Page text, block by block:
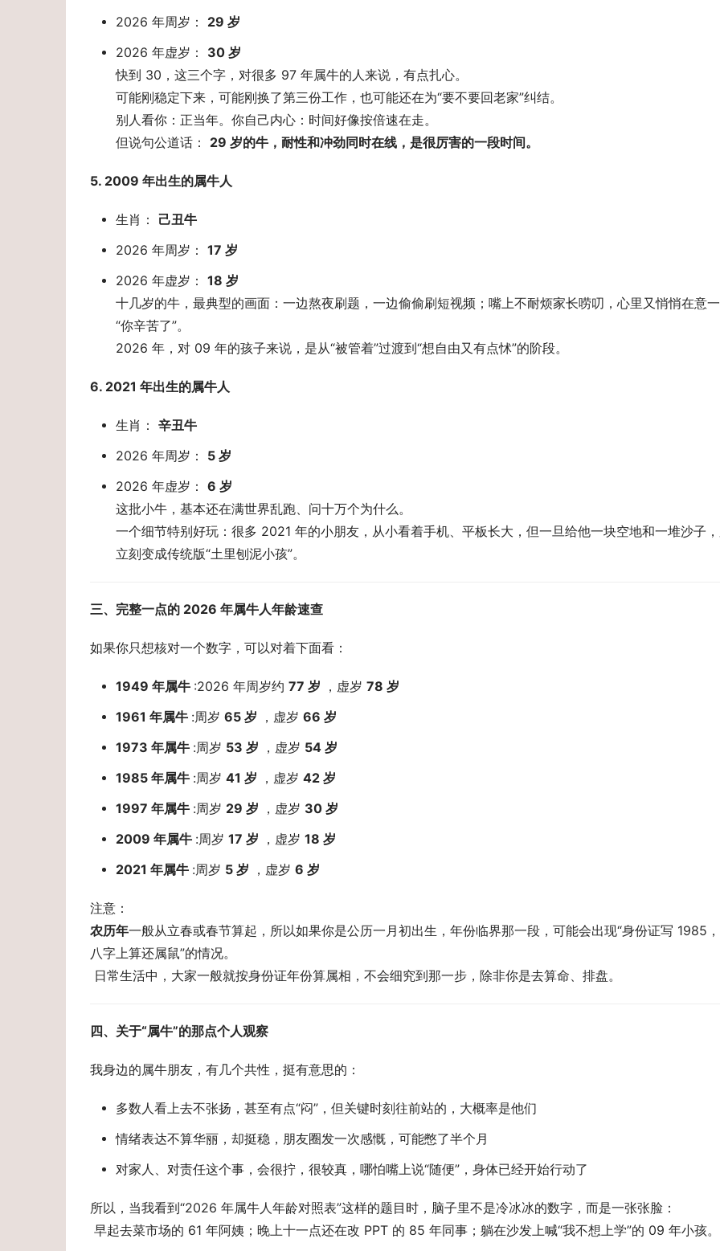
2026 年周岁： 29 岁
2026 年虚岁： 30 岁
快到 30，这三个字，对很多 97 年属牛的人来说，有点扎心。
可能刚稳定下来，可能刚换了第三份工作，也可能还在为“要不要回老家”纠结。
别人看你：正当年。你自己内心：时间好像按倍速在走。
但说句公道话： 29 岁的牛，耐性和冲劲同时在线，是很厉害的一段时间。
5. 2009 年出生的属牛人
生肖： 己丑牛
2026 年周岁： 17 岁
2026 年虚岁： 18 岁
十几岁的牛，最典型的画面：一边熬夜刷题，一边偷偷刷短视频；嘴上不耐烦家长唠叨，心里又悄悄在意
“你辛苦了”。
2026 年，对 09 年的孩子来说，是从“被管着”过渡到“想自由又有点怵”的阶段。
6. 2021 年出生的属牛人
生肖： 辛丑牛
2026 年周岁： 5 岁
2026 年虚岁： 6 岁
这批小牛，基本还在满世界乱跑、问十万个为什么。
一个细节特别好玩：很多 2021 年的小朋友，从小看着手机、平板长大，但一旦给他一块空地和一堆沙子
立刻变成传统版“土里刨泥小孩”。
三、完整一点的 2026 年属牛人年龄速查
如果你只想核对一个数字，可以对着下面看：
1949 年属牛 :2026 年周岁约 77 岁 ，虚岁 78 岁
1961 年属牛 :周岁 65 岁 ，虚岁 66 岁
1973 年属牛 :周岁 53 岁 ，虚岁 54 岁
1985 年属牛 :周岁 41 岁 ，虚岁 42 岁
1997 年属牛 :周岁 29 岁 ，虚岁 30 岁
2009 年属牛 :周岁 17 岁 ，虚岁 18 岁
2021 年属牛 :周岁 5 岁 ，虚岁 6 岁
注意：
农历年一般从立春或春节算起，所以如果你是公历一月初出生，年份临界那一段，可能会出现“身份证写 1985
八字上算还属鼠”的情况。
日常生活中，大家一般就按身份证年份算属相，不会细究到那一步，除非你是去算命、排盘。
四、关于“属牛”的那点个人观察
我身边的属牛朋友，有几个共性，挺有意思的：
多数人看上去不张扬，甚至有点“闷”，但关键时刻往前站的，大概率是他们
情绪表达不算华丽，却挺稳，朋友圈发一次感慨，可能憋了半个月
对家人、对责任这个事，会很拧，很较真，哪怕嘴上说“随便”，身体已经开始行动了
所以，当我看到“2026 年属牛人年龄对照表”这样的题目时，脑子里不是冷冰冰的数字，而是一张张脸：
早起去菜市场的 61 年阿姨；晚上十一点还在改 PPT 的 85 年同事；躺在沙发上喊“我不想上学”的 09 年小孩。